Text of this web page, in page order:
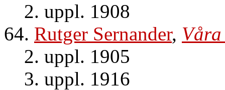
2. uppl. 1908
64. Rutger Sernander,
2. uppl. 1905
3. uppl. 1916